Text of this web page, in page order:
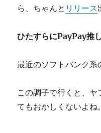
ら、ちゃんと リリース
ひたすらにPayPay推
最近のソフトバンク系
この調子で行くと、
てもおかしくないよね。